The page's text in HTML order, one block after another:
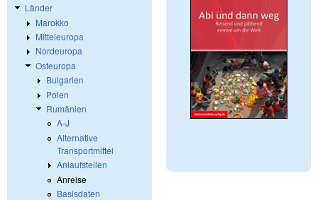
Länder
Marokko
Mitteleuropa
Nordeuropa
Osteuropa
Bulgarien
Polen
Rumänien
A-J
Alternative
Transportmittel
Anlaufstellen
Anreise
Basisdaten